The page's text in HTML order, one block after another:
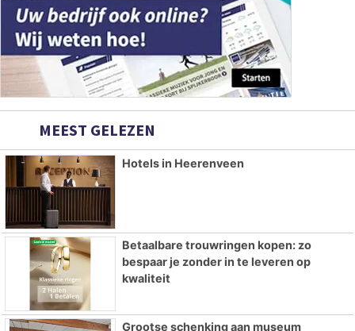
MEEST GELEZEN
Hotels in Heerenveen
Betaalbare trouwringen kopen: zo
bespaar je zonder in te leveren op
kwaliteit
Grootse schenking aan museum